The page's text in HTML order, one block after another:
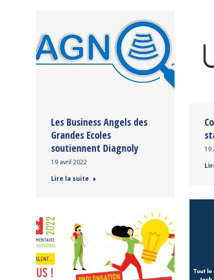
Les Business Angels des
Grandes Ecoles
soutiennent Diagnoly
19 avril 2022
Lire la suite
19